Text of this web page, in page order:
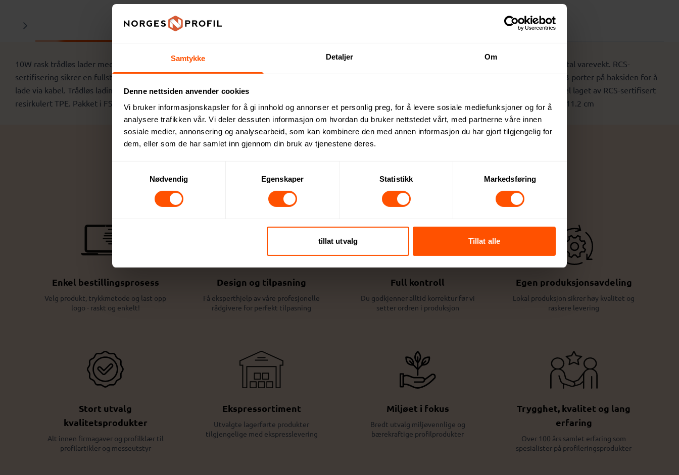
Samtykke Detaljer Om
Denne nettsiden anvender cookies
Vi bruker informasjonskapsler for å gi innhold og annonser et personlig preg, for å levere sosiale mediefunksjoner og for å
analysere trafikken vår. Vi deler dessuten informasjon om hvordan du bruker nettstedet vårt, med partnerne våre innen
sosiale medier, annonsering og analysearbeid, som kan kombinere den med annen informasjon du har gjort tilgjengelig for
dem, eller som de har samlet inn gjennom din bruk av tjenestene deres.
Nødvendig
Egenskaper Statistikk Markedsføring
tillat utvalg Tillat alle
Beskrivelse Prisliste
10W rask trådløs lader med penneholder laget med RCS (Recycled Claim Standard) sertifisert resirkulert ABS. Totalt resirkulert innhold: 78 % basert på total varevekt. RCS-
sertifisering sikrer en fullstendig sertifisert forsyningskjede av resirkulerte materialer. Bambus trådløst ladeområde laget av FSC 100 bambus. Med to USB-porter på baksiden for å
lade via kabel. Trådløs lading kompatibel med Android nyeste generasjoner, iPhone 8 og nyere. Vare og tilbehør PVC-fri. Inkludert 120 cm type C ladekabel laget av RCS-sertifisert
resirkulert TPE. Pakket i FSC mix kraftboks. Type-C-inngang 5V/2A; 9V/2A; Trådløs utgang 5V/1A;9V/1.1A; (10W) Registrert design® Størrelse: 15 x 7.2 x 11.2 cm
Enkel bestillingsprosess
Velg produkt, trykkmetode og last opp
logo - raskt og enkelt!
Design og tilpasning
Få eksperthjelp av våre profesjonelle
rådgivere for perfekt tilpasning
Full kontroll
Du godkjenner alltid korrektur før vi
setter ordren i produksjon
Egen produksjonsavdeling
Lokal produksjon sikrer høy kvalitet og
raskere levering
Stort utvalg
kvalitetsprodukter
Alt innen firmagaver og profilklær til
profilartikler og messeutstyr
Ekspressortiment
Utvalgte lagerførte produkter
tilgjengelige med ekspresslevering
Miljøet i fokus
Bredt utvalg miljøvennlige og
bærekraftige profilprodukter
Trygghet, kvalitet og lang
erfaring
Over 100 års samlet erfaring som
spesialister på profileringsprodukter